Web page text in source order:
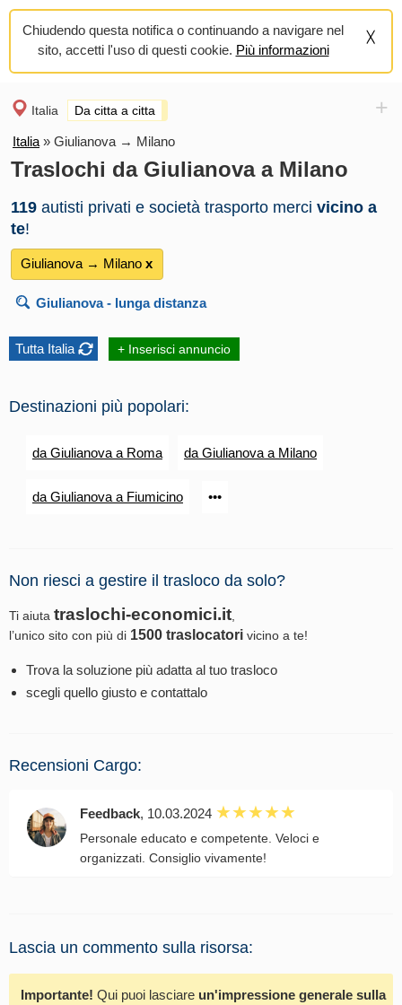
Chiudendo questa notifica o continuando a navigare nel
sito, accetti l'uso di questi cookie. Più informazioni
Italia Da citta a citta +
Italia » Giulianova → Milano
Traslochi da Giulianova a Milano
119 autisti privati e società trasporto merci vicino a
te!
Giulianova → Milano х
Giulianova- lunga distanza
Tutta Italia + Inserisci annuncio
Destinazioni più popolari:
da Giulianova a Roma da Giulianova a Milano
da Giulianova a Fiumicino •••
Non riesci a gestire il trasloco da solo?
Ti aiuta traslochi-economici.it
l’unico sito con più di 1500 traslocatori vicino a te!
Trova la soluzione più adatta al tuo trasloco
scegli quello giusto e contattalo
Recensioni Cargo:
Feedback, 10.03.2024
Personale educato e competente. Veloci e
organizzati. Consiglio vivamente!
Lascia un commento sulla risorsa:
Importante! Qui puoi lasciare un'impressione generale sulla